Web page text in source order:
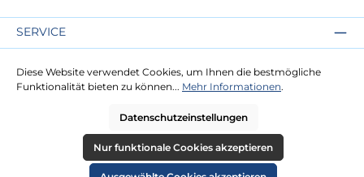
SERVICE
Lieferung
Zahlung
RECHTLICHES
Diese Website verwendet Cookies, um Ihnen die bestmögliche
Funktionalität bieten zu können... Mehr Informationen.
Datenschutzeinstellungen
Nur funktionale Cookies akzeptieren